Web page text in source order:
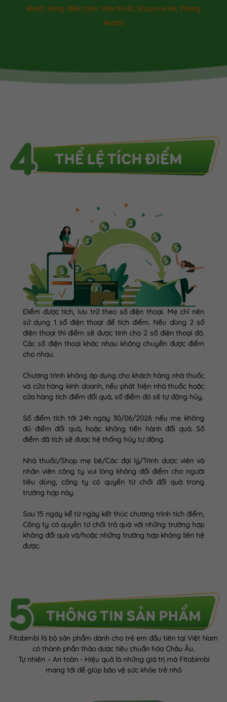
khách hàng điểm bán: Nhà thuốc, Shop mẹ bé, Phòng
khám)
Điểm được tích, lưu trữ theo số điện thoại. Mẹ chỉ nên
sử dụng 1 số điện thoại để tích điểm. Nếu dùng 2 số
điện thoại thì điểm sẽ được tính cho 2 số điện thoại đó.
Các số điện thoại khác nhau không chuyển được điểm
cho nhau.
Chương trình không áp dụng cho khách hàng nhà thuốc
và cửa hàng kinh doanh, nếu phát hiện nhà thuốc hoặc
cửa hàng tích điểm đổi quà, số điểm đó sẽ tự động hủy.
Số điểm tích tới 24h ngày 30/06/2026 nếu mẹ không
đủ điểm đổi quà, hoặc không tiến hành đổi quà. Số
điểm đã tích sẽ được hệ thống hủy tự động.
Nhà thuốc/Shop mẹ bé/Các đại lý/Trình dược viên và
nhân viên công ty vui lòng không đổi điểm cho người
tiêu dùng, công ty có quyền từ chối đổi quà trong
trường hợp này.
Sau 15 ngày kể từ ngày kết thúc chương trình tích điểm,
Công ty có quyền từ chối trả quà với những trường hợp
không đổi quà và/hoặc những trường hợp không liên hệ
được.
Fitobimbi là bộ sản phẩm dành cho trẻ em đầu tiên tại Việt Nam
có thành phần thảo dược tiêu chuẩn hóa Châu Âu.
Tự nhiên – An toàn - Hiệu quả là những giá trị mà Fitobimbi
mang tới để giúp bảo vệ sức khỏe trẻ nhỏ